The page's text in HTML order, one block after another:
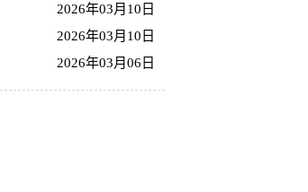
2026年03月10日
2026年03月10日
2026年03月06日